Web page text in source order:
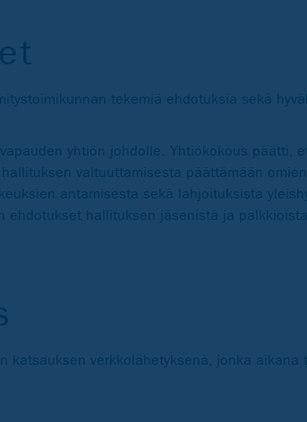
tekemiä ehdotuksia sekä
yhtiön johdolle. Yhtiökokous päätti,
valtuuttamisesta päättämään
antamisesta sekä lahjoituksista
ehdotukset hallituksen jäsenistä ja
verkkolähetyksenä, jonka aikana